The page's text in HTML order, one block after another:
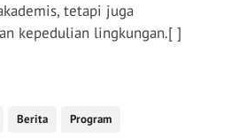
tetapi juga
kepedulian lingkungan.[ ]
Berita Program